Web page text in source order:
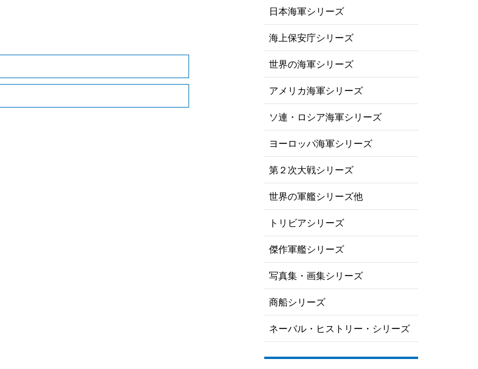
日本海軍シリーズ
海上保安庁シリーズ
世界の海軍シリーズ
アメリカ海軍シリーズ
ソ連・ロシア海軍シリーズ
ヨーロッパ海軍シリーズ
第２次大戦シリーズ
世界の軍艦シリーズ他
トリビアシリーズ
傑作軍艦シリーズ
写真集・画集シリーズ
商船シリーズ
ネーバル・ヒストリー・シリーズ